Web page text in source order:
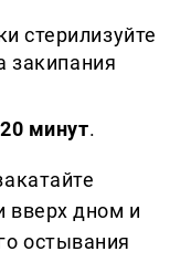
стерилизуйте
закипания
20 минут.
вверх дном и
остывания